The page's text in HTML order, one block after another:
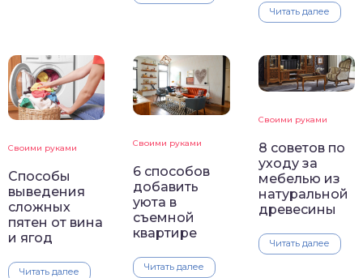
Читать далее
Своими руками
Способы
выведения
сложных
пятен от вина
и ягод
Читать далее
Своими руками
6 способов
добавить
уюта в
съемной
квартире
Читать далее
Своими руками
8 советов по
уходу за
мебелью из
натуральной
древесины
Читать далее